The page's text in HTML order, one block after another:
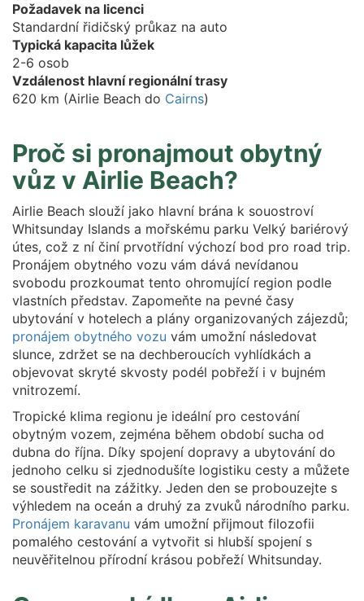
Požadavek na licenci
Standardní řidičský průkaz na auto
Typická kapacita lůžek
2-6 osob
Vzdálenost hlavní regionální trasy
620 km (Airlie Beach do Cairns)
Proč si pronajmout obytný
vůz v Airlie Beach?
Airlie Beach slouží jako hlavní brána k souostroví
Whitsunday Islands a mořskému parku Velký bariérový
útes, což z ní činí prvotřídní výchozí bod pro road trip.
Pronájem obytného vozu vám dává nevídanou
svobodu prozkoumat tento ohromující region podle
vlastních představ. Zapomeňte na pevné časy
ubytování v hotelech a plány organizovaných zájezdů;
pronájem obytného vozu vám umožní následovat
slunce, zdržet se na dechberoucích vyhlídkách a
objevovat skryté skvosty podél pobřeží i v bujném
vnitrozemí.
Tropické klima regionu je ideální pro cestování
obytným vozem, zejména během období sucha od
dubna do října. Díky spojení dopravy a ubytování do
jednoho celku si zjednodušíte logistiku cesty a můžete
se soustředit na zážitky. Jeden den se probouzejte s
výhledem na oceán a druhý za zvuků národního parku.
Pronájem karavanu vám umožní přijmout filozofii
pomalého cestování a vytvořit si hlubší spojení s
neuvěřitelnou přírodní krásou pobřeží Whitsunday.